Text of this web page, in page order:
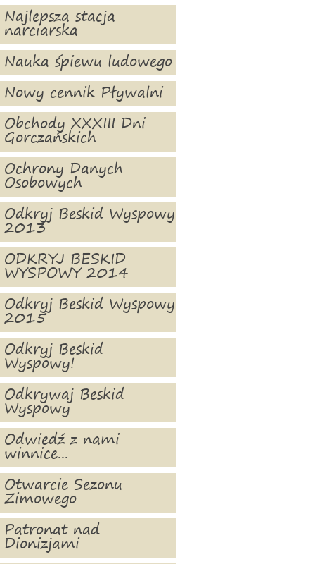
Najlepsza stacja
narciarska
Nauka śpiewu ludowego
Nowy cennik Pływalni
Obchody XXXIII Dni
Gorczańskich
Ochrony Danych
Osobowych
Odkryj Beskid Wyspowy
2013
ODKRYJ BESKID
WYSPOWY 2014
Odkryj Beskid Wyspowy
2015
Odkryj Beskid
Wyspowy!
Odkrywaj Beskid
Wyspowy
Odwiedź z nami
winnice...
Otwarcie Sezonu
Zimowego
Patronat nad
Dionizjami